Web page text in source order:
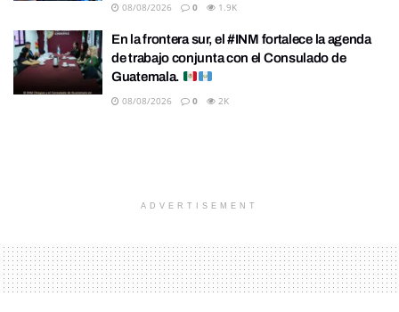
08/08/2026 0 1.9K
En la frontera sur, el #INM fortalece la agenda
de trabajo conjunta con el Consulado de
Guatemala.
08/08/2026 0 2K
ADVERTISEMENT